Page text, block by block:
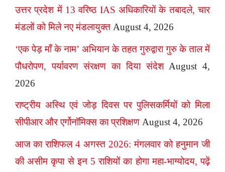
उत्तर प्रदेश में 13 वरिष्ठ IAS अधिकारियों के तबादले, चार
मंडलों को मिले नए मंडलायुक्त August 4, 2026
‘एक पेड़ माँ के नाम’ अभियान के तहत गुरुद्वारा गुरु के ताल में
पौधरोपण, पर्यावरण संरक्षण का दिया संदेश August 4,
2026
राष्ट्रीय अस्थि एवं जोड़ दिवस पर पुलिसकर्मियों को मिला
सीपीआर और एर्गोनॉमिक्स का प्रशिक्षण August 4, 2026
आज का राशिफल 4 अगस्त 2026: मंगलवार को हनुमान जी
की असीम कृपा से इन 5 राशियों का होगा महा-भाग्योदय, पढ़ें